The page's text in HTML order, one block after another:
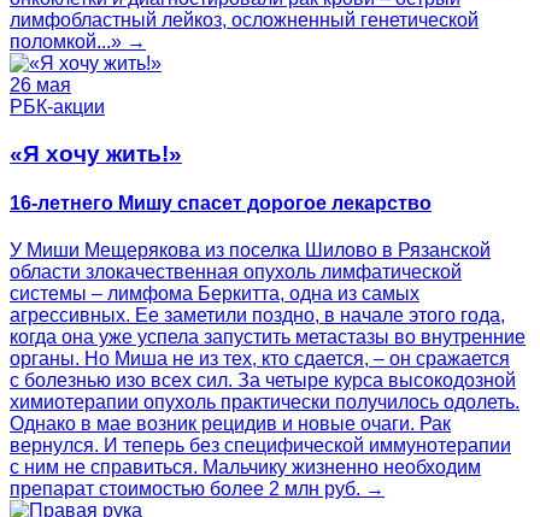
лимфобластный лейкоз, осложненный генетической
поломкой...» →
26 мая
РБК-акции
«Я хочу жить!»
16-летнего Мишу спасет дорогое лекарство
У Миши Мещерякова из поселка Шилово в Рязанской
области злокачественная опухоль лимфатической
системы – лимфома Беркитта, одна из самых
агрессивных. Ее заметили поздно, в начале этого года,
когда она уже успела запустить метастазы во внутренние
органы. Но Миша не из тех, кто сдается, – он сражается
с болезнью изо всех сил. За четыре курса высокодозной
химиотерапии опухоль практически получилось одолеть.
Однако в мае возник рецидив и новые очаги. Рак
вернулся. И теперь без специфической иммунотерапии
с ним не справиться. Мальчику жизненно необходим
препарат стоимостью более 2 млн руб. →